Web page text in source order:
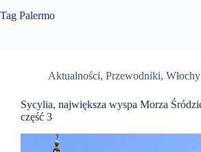
Tag Palermo
Aktualności, Przewodniki, Włochy
Sycylia, największa wyspa Morza
część 3